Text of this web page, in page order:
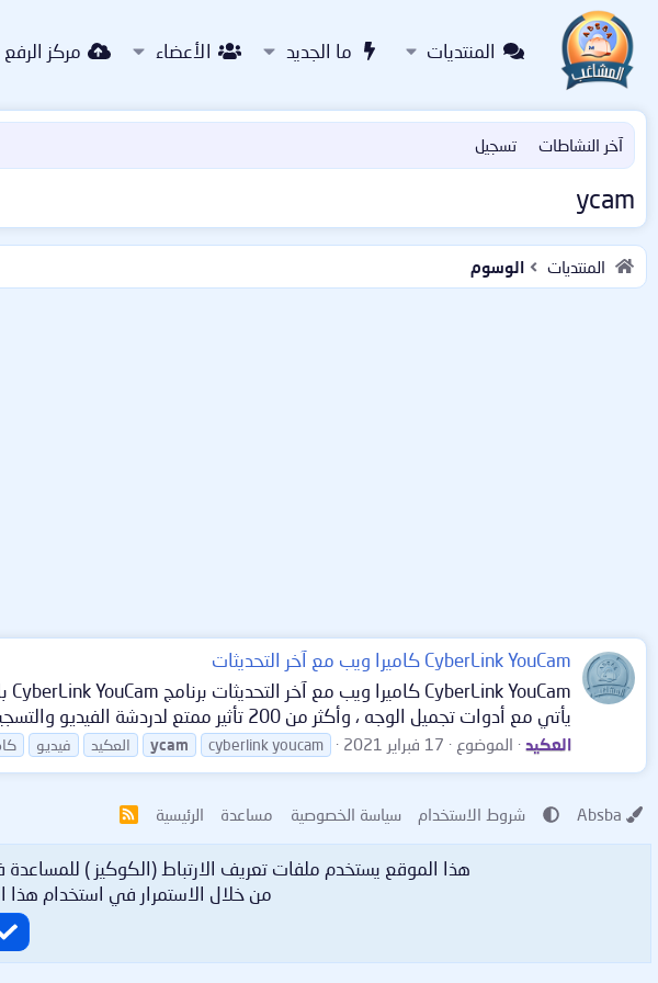
المنتديات ما الجديد الأعضاء مركز الرفع
آخر النشاطات تسجيل
ycam
المنتديات الوسوم
CyberLink YouCam كاميرا ويب مع آخر التحديثات
يأتي مع أدوات تجميل الوجه ، وأكثر من 200 تأثير ممتع لدردشة الفيديو والتسجيلات ، ومجموعة كاملة من أدوات الالتقاط...
العكيد الموضوع 17 فبراير 2021 cyberlink youcam
ycam العكيد فيديو
شروط الاستخدام سياسة الخصوصية مساعدة الرئيسية
R
هذا الموقع يستخدم ملفات تعريف الارتباط (الكوكيز )
من خلال الاستمرار في استخدام هذا